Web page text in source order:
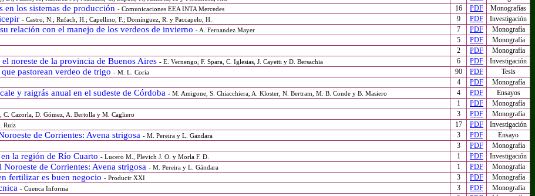
los sistemas de producción - Comunicaciones EEA INTA Mercedes 16 PDF
Monografías
- Castro, N.; Rufach, H.; Capellino, F.; Domínguez, R. y Paccapelo, H. 9 PDF
Investigación
relación con el manejo de los verdeos de invierno - A. Fernandez Mayer 7 PDF
Monografía
5 PDF
Monografía
2 PDF
Monografía
noreste de la provincia de Buenos Aires - E. Vernengo, F. Spara, C. Iglesias, J. Cayetti y D. Bersachia 6 PDF
Investigación
pastorean verdeo de trigo - M. L. Coria 90 PDF
Tesis
4 PDF
Monografía
y raigrás anual en el sudeste de Córdoba - M. Amigone, S. Chiacchiera, A. Kloster, N. Bertram, M. B. Conde y B. Masiero 4 PDF
Ensayos
1 PDF
Monografía
C. Cazorla, D. Gómez, A. Bertolla y M. Cagliero 3 PDF
Monografía
Ruiz 17 PDF
Investigación
de Corrientes: Avena strigosa - M. Pereira y L. Gandara 3 PDF
Ensayo
3 PDF
Monografía
la región de Río Cuarto - Lucero M., Plevich J. O. y Morla F. D. 1 PDF
Investigación
de Corrientes: Avena strigosa - M. Pereira y L. Gándara 1 PDF
Monografía
fertilizar es buen negocio - Producir XXI 3 PDF
Monografía
- Cuenca Informa 3 PDF
Monografía